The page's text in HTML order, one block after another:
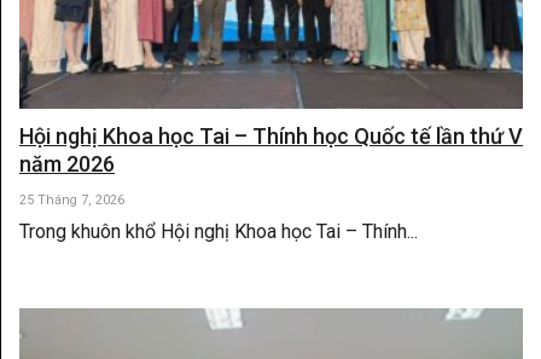
Hội nghị Khoa học Tai – Thính học Quốc tế lần thứ V
năm 2026
25 Tháng 7, 2026
Trong khuôn khổ Hội nghị Khoa học Tai – Thính...